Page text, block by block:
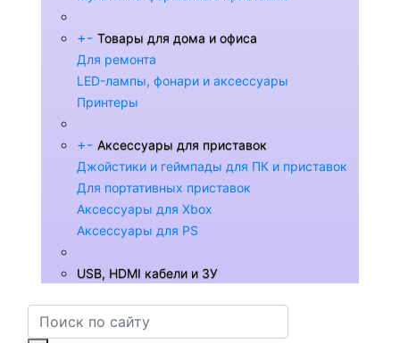
+- Товары для дома и офиса
Для ремонта
LED-лампы, фонари и аксессуары
Принтеры
+- Аксессуары для приставок
Джойстики и геймпады для ПК и приставок
Для портативных приставок
Аксессуары для Xbox
Аксессуары для PS
USB, HDMI кабели и ЗУ